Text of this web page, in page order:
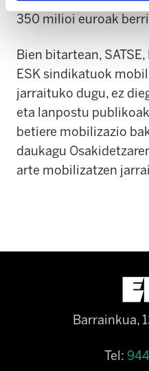
350 milioi euroak
Bien bitartean, SATSE,
ESK sindikatuok
jarraituko dugu, ez
eta lanpostu
betiere mobilizazio
daukagu
arte mobilizatzen
Barrainkua,
Tel: